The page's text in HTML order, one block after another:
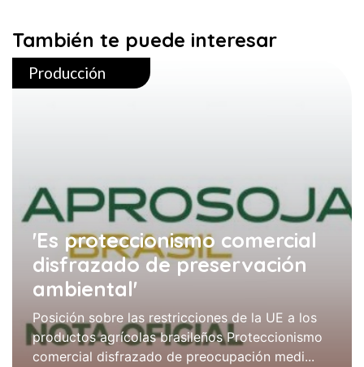
También te puede interesar
Producción
'Es proteccionismo comercial
disfrazado de preservación
ambiental'
Posición sobre las restricciones de la UE a los
productos agrícolas brasileños Proteccionismo
comercial disfrazado de preocupación medi...